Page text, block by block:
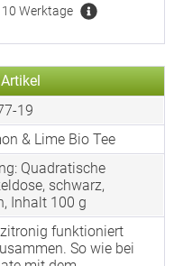
10 Werktage
19
& Lime Bio Tee
Quadratische
schwarz,
Inhalt 100 g
funktioniert
So wie bei